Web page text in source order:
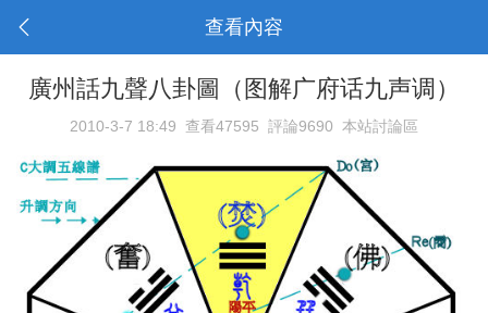
查看內容
廣州話九聲八卦圖（图解广府话九声调）
2010-3-7 18:49 查看47595 評論9690 本站討論區